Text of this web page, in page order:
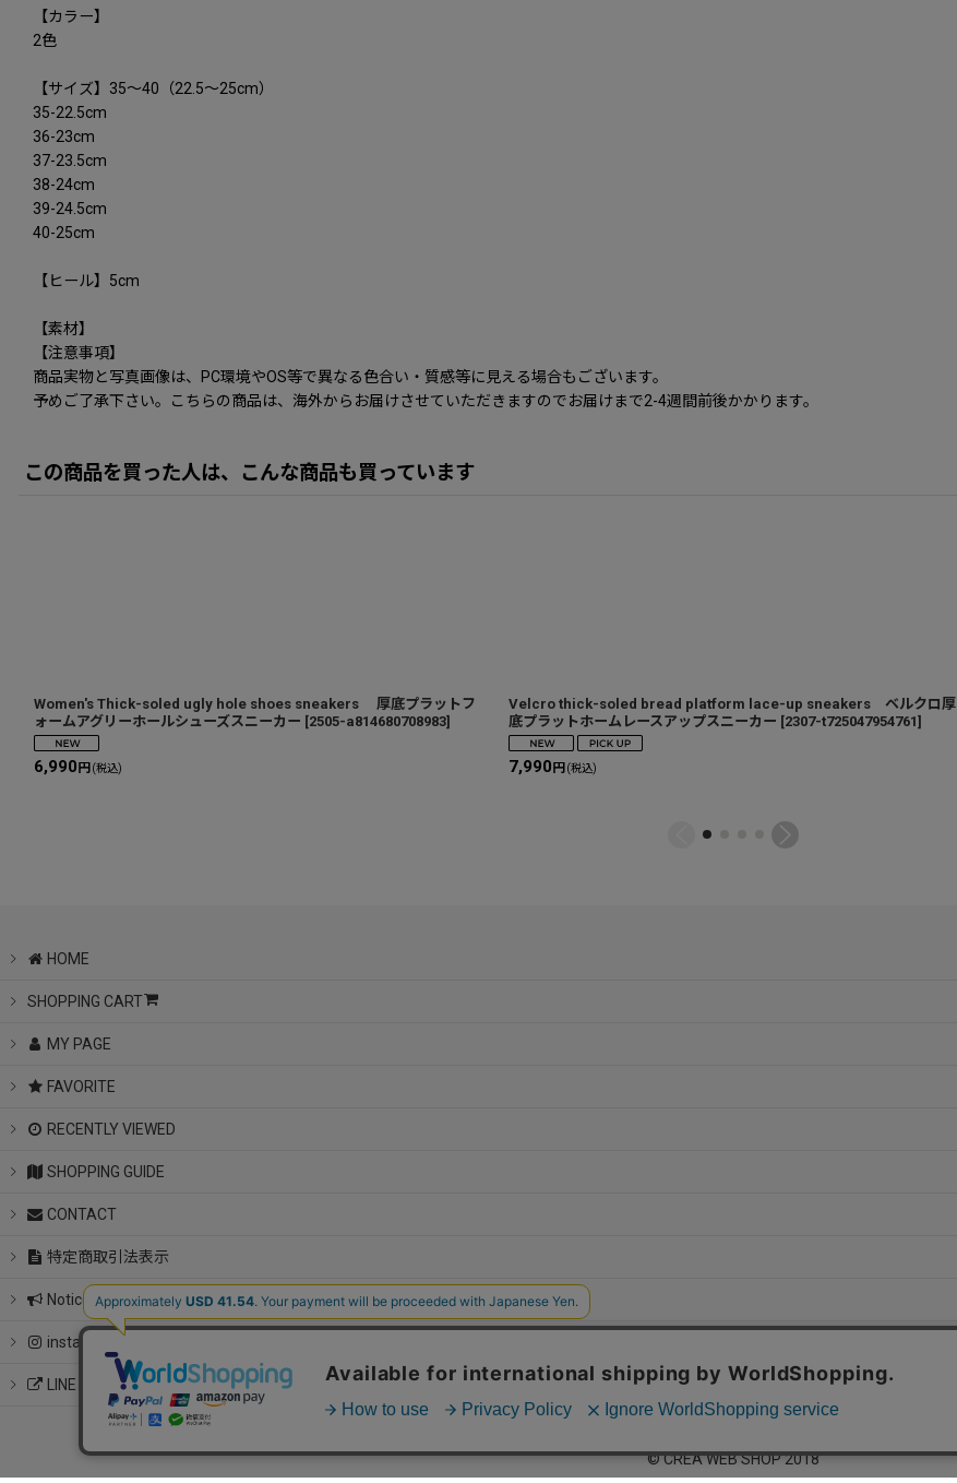
【カラー】
2色
【サイズ】35〜40（22.5〜25cm）
35-22.5cm
36-23cm
37-23.5cm
38-24cm
39-24.5cm
40-25cm
【ヒール】5cm
【素材】
【注意事項】
商品実物と写真画像は、PC環境やOS等で異なる色合い・質感等に見える場合もございます。
予めご了承下さい。こちらの商品は、海外からお届けさせていただきますのでお届けまで2-4週間前後かかります。
この商品を買った人は、こんな商品も買っています
Women's Thick-soled ugly hole shoes sneakers 厚底プラットフ
ォームアグリーホールシューズスニーカー [2505-a814680708983]
6,990円(税込)
Velcro thick-soled bread platform lace-up sneakers ベルクロ厚
底プラットホームレースアップスニーカー [2307-t725047954761]
7,990円 (税込)
HOME
SHOPPING CART
MY PAGE
FAVORITE
RECENTLY VIEWED
SHOPPING GUIDE
CONTACT
特定商取引法表示
Notice
instagram
LINE
© CREA WEB SHOP 2018